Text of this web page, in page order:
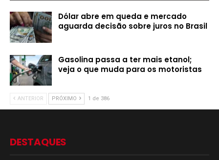
Dólar abre em queda e mercado
aguarda decisão sobre juros no Brasil
Gasolina passa a ter mais etanol;
veja o que muda para os motoristas
ANTERIOR PRÓXIMO 1 de 386
DESTAQUES